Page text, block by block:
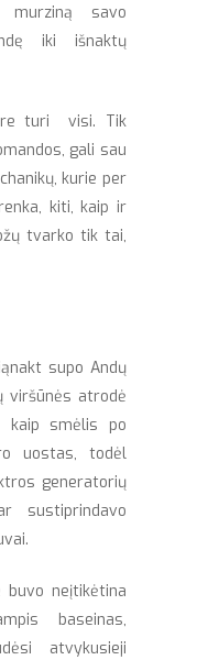
savo
iki išnaktų
turi visi. Tik
gali sau
kurie per
kiti, kaip ir
tvarko tik tai,
supo Andų
viršūnės atrodė
smėlis po
uostas, todėl
generatorių
sustiprindavo
buvo neįtikėtina
baseinas,
atvykusieji